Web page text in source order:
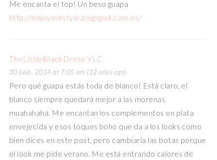
Me encanta el top! Un beso guapa
http://enjoyourstyle.blogspot.com.es/
TheLittleBlackDress VLC
30 julio, 2014 at 7:05 am (12 años ago)
Pero qué guapa estás toda de blanco! Está claro, el
blanco siempre quedará mejor a las morenas
muahahahá. Me encantan los complementos en plata
envejecida y esos toques boho que da a los looks como
bien dices en este post, pero cambiaría las botas porque
el look me pide verano. Me está entrando calores de